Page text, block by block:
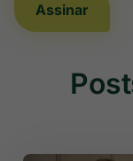
Assinar